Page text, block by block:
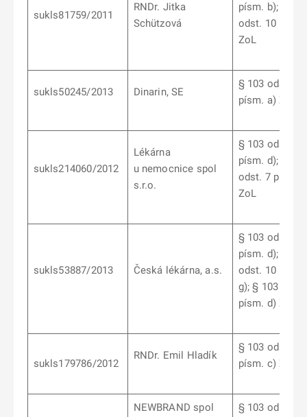
sukls81759/2011
RNDr. Jitka
Schützová
písm. b); § 103
odst. 10 písm.
ZoL
sukls50245/2013 Dinarin, SE
§ 103 odst. 1
písm. a) ZoL
sukls214060/2012
Lékárna
u nemocnice spol
s.r.o.
§ 103 odst. 6
písm. d); § 103
odst. 7 písm.
ZoL
sukls53887/2013 Česká lékárna, a.s.
§ 103 odst. 10
písm. d); § 103
odst. 10 písm.
g); § 103 odst.
písm. d) ZoL
sukls179786/2012
RNDr. Emil Hladík
§ 103 odst. 9
písm. c) ZoL
NEWBRAND spol
§ 103 odst. 6